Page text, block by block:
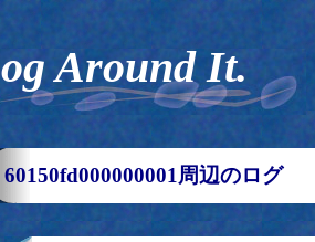
Log Around It.
60150fd000000001周辺のログ